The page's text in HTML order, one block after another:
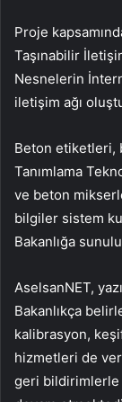
Proje
Taşınabilir
Nesnelerin
iletişim ağı
Beton etiketleri,
Tanımlama
ve beton
bilgiler sistem
Bakanlığa
AselsanNET,
Bakanlıkça
kalibrasyon,
hizmetleri de
geri bildirimlerle